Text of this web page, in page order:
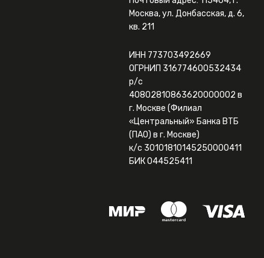
Москва, ул. Донбасская, д. 6,
кв. 211
ИНН 773703492669
ОГРНИП 316774600532434
р/с
40802810863620000002 в
г. Москве (Филиал
«Центральный» Банка ВТБ
(ПАО) в г. Москве)
к/с 30101810145250000411
БИК 044525411